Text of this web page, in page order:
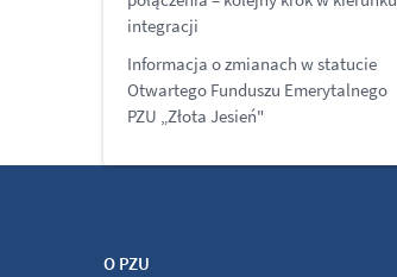
integracji
Informacja o zmianach w statucie
Otwartego Funduszu Emerytalnego
PZU „Złota Jesień"
O PZU